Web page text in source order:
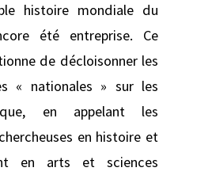
histoire mondiale du
été entreprise. Ce
de décloisonner les
« nationales » sur les
en appelant les
en histoire et
en arts et sciences